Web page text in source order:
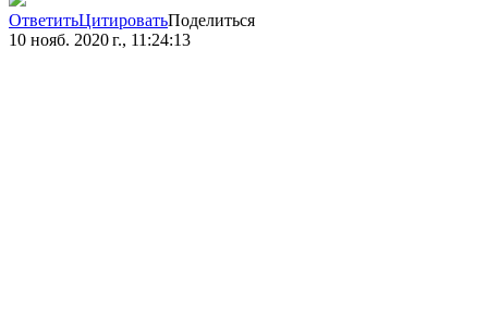
ОтветитьЦитироватьПоделиться
10 нояб. 2020 г., 11:24:13